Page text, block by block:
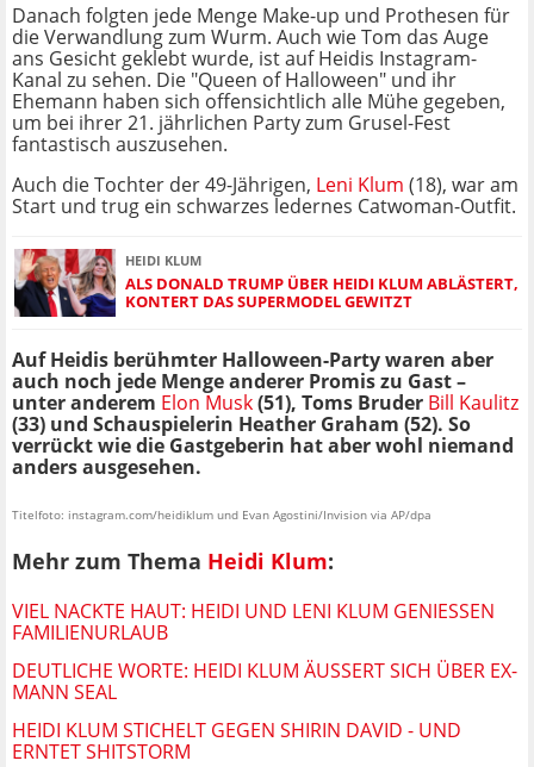
Danach folgten jede Menge Make-up und Prothesen für
die Verwandlung zum Wurm. Auch wie Tom das Auge
ans Gesicht geklebt wurde, ist auf Heidis Instagram-
Kanal zu sehen. Die "Queen of Halloween" und ihr
Ehemann haben sich offensichtlich alle Mühe gegeben,
um bei ihrer 21. jährlichen Party zum Grusel-Fest
fantastisch auszusehen.
Auch die Tochter der 49-Jährigen, Leni Klum (18), war am
Start und trug ein schwarzes ledernes Catwoman-Outfit.
HEIDI KLUM
ALS DONALD TRUMP ÜBER HEIDI KLUM ABLÄSTERT,
KONTERT DAS SUPERMODEL GEWITZT
Auf Heidis berühmter Halloween-Party waren aber
auch noch jede Menge anderer Promis zu Gast –
unter anderem Elon Musk(51), Toms Bruder Bill Kaulitz
(33) und Schauspielerin Heather Graham (52). So
verrückt wie die Gastgeberin hat aber wohl niemand
anders ausgesehen.
Titelfoto: instagram.com/heidiklum und Evan Agostini/Invision via AP/dpa
Mehr zum Thema Heidi Klum:
VIEL NACKTE HAUT: HEIDI UND LENI KLUM GENIESSEN F
AMILIENURLAUB
DEUTLICHE WORTE: HEIDI KLUM ÄUSSERT SICH ÜBER EX-M
ANN SEAL
HEIDI KLUM STICHELT GEGEN SHIRIN DAVID - UND
ERNTET SHITSTORM